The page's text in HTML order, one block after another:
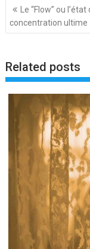
Navigation
de
l’article
Le “Flow” ou l’état
concentration ultime
Related posts